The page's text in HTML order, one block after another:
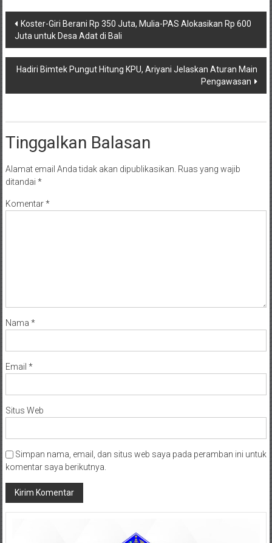
Navigasi
pos
Koster-Giri Berani Rp 350 Juta, Mulia-PAS Alokasikan Rp 600
Juta untuk Desa Adat di Bali
Hadiri Bimtek Pungut Hitung KPU, Ariyani Jelaskan Aturan Main
Pengawasan
Tinggalkan Balasan
Alamat email Anda tidak akan dipublikasikan. Ruas yang wajib
ditandai *
Komentar*
Nama *
Email *
Situs Web
Simpan nama, email, dan situs web saya pada peramban ini untuk
komentar saya berikutnya.